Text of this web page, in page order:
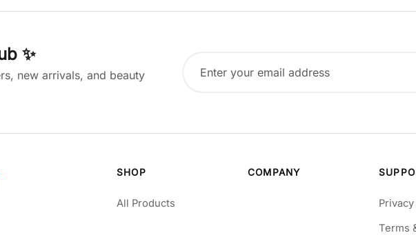
✨
new arrivals, and beauty
SHOP
All Products
COMPANY
Terms